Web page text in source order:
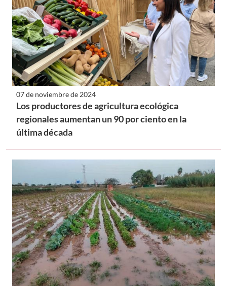
07 de noviembre de 2024
Los productores de agricultura ecológica
regionales aumentan un 90 por ciento en la
última década